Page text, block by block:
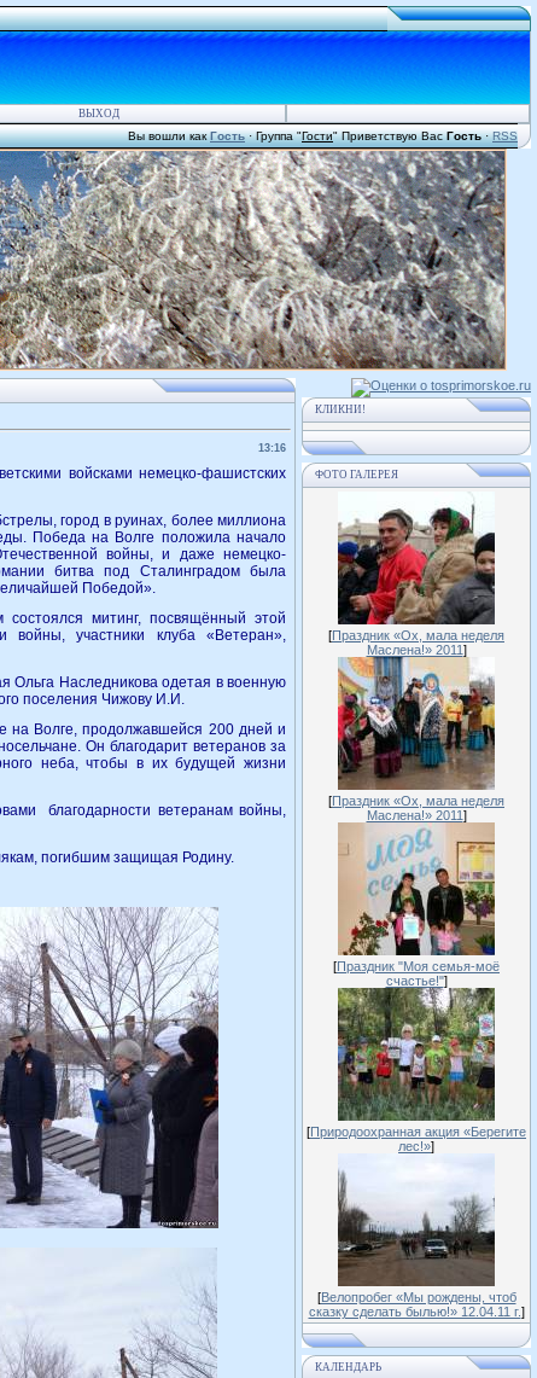
ВЫХОД
Вы вошли как Гость·Группа"Гости"Приветствую ВасГость·RSS
13:16
войсками немецко-фашистских
город в руинах, более миллиона
Победа на Волге положила начало
войны, и даже немецко-
битва под Сталинградом была
Победой».
митинг, посвящённый этой
войны, участники клуба «Ветеран»,
Ольга Наследникова одетая в военную
поселения Чижову И.И.
на Волге, продолжавшейся 200 дней и
Он благодарит ветеранов за
неба, чтобы в их будущей жизни
благодарности ветеранам войны,
погибшим защищая Родину.
КЛИКНИ!
ФОТО ГАЛЕРЕЯ
[Праздник «Ох, мала неделя
Маслена!» 2011]
[Праздник «Ох, мала неделя
Маслена!» 2011]
[Праздник "Моя семья-моё
счастье!"]
[Природоохранная акция «Берегите
лес!»]
[Велопробег «Мы рождены, чтоб
сказку сделать былью!» 12.04.11 г.]
КАЛЕНДАРЬ